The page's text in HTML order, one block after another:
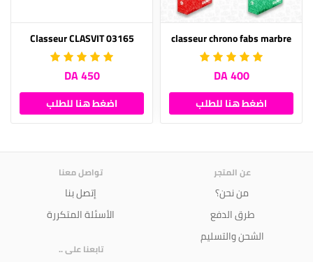
classeur chrono fabs marbre
400 DA
اضغط هنا للطلب
Classeur CLASVIT 03165
450 DA
اضغط هنا للطلب
عن المتجر
من نحن؟
طرق الدفع
الشحن والتسليم
تواصل معنا
إتصل بنا
الأسئلة المتكررة
تابعنا على ..